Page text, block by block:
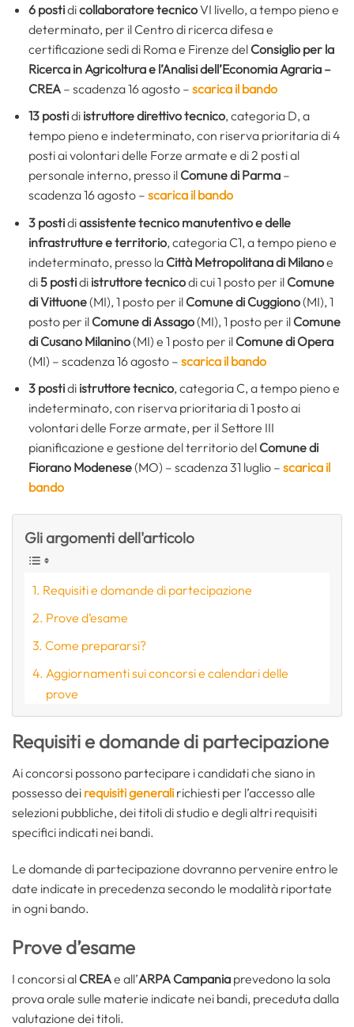
6 postidicollaboratore tecnicoVI livello, a tempo pieno e
determinato, per il Centro di ricerca difesa e
certificazione sedi di Roma e Firenze del Consiglio per la
Ricerca in Agricoltura e l’Analisi dell’Economia Agraria –
CREA– scadenza 16 agosto – scarica il bando
13 postidi istruttore direttivo tecnico, categoria D, a
tempo pieno e indeterminato, con riserva prioritaria di 4
posti ai volontari delle Forze armate e di 2 posti al
personale interno, presso il Comune di Parma–
scadenza 16 agosto – scarica il bando
3 postidiassistente tecnico manutentivo e delle
infrastrutture e territorio, categoria C1, a tempo pieno e
indeterminato, presso la Città Metropolitana di Milanoe
di5 postidi istruttore tecnicodi cui 1 posto per il Comune
di Vittuone(MI), 1 posto per il Comune di Cuggiono(MI), 1
posto per il Comune di Assago(MI), 1 posto per il Comune
di Cusano Milanino(MI) e 1 posto per il Comune di Opera
(MI) – scadenza 16 agosto – scarica il bando
3 postidi istruttore tecnico, categoria C, a tempo pieno e
indeterminato, con riserva prioritaria di 1 posto ai
volontari delle Forze armate, per il Settore III
pianificazione e gestione del territorio del Comune di
Fiorano Modenese(MO) – scadenza 31 luglio – scarica il
bando
Gli argomenti dell'articolo
Requisiti e domande di partecipazione
Prove d’esame
Come prepararsi?
Aggiornamenti sui concorsi e calendari delle
prove
Requisiti e domande di partecipazione
Ai concorsi possono partecipare i candidati che siano in
possesso dei requisiti generali richiesti per l’accesso alle
selezioni pubbliche, dei titoli di studio e degli altri requisiti
specifici indicati nei bandi.
Le domande di partecipazione dovranno pervenire entro le
date indicate in precedenza secondo le modalità riportate
in ogni bando.
Prove d’esame
I concorsi al CREAe all’ARPA Campania prevedono la sola
prova orale sulle materie indicate nei bandi, preceduta dalla
valutazione dei titoli.